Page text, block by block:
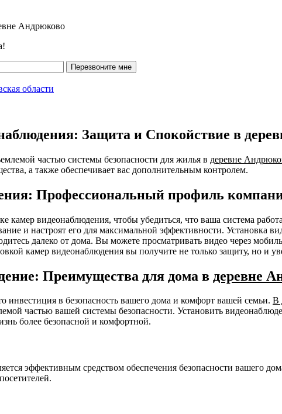
Андрюково
Перезвоните мне
области
Защита и Спокойствие в
частью системы безопасности для жилья в деревне
а также обеспечивает вас дополнительным контролем.
Профессиональный профиль
камер видеонаблюдения, чтобы убедиться, что ваша система
и настроят его для максимальной эффективности. Установка
далеко от дома. Вы можете просматривать видео через
камер видеонаблюдения вы получите не только защиту, но и
Преимущества для дома в деревне
инвестиция в безопасность вашего дома и комфорт вашей семьи. В
частью вашей системы безопасности. Установить
более безопасной и комфортной.
эффективным средством обеспечения безопасности вашего